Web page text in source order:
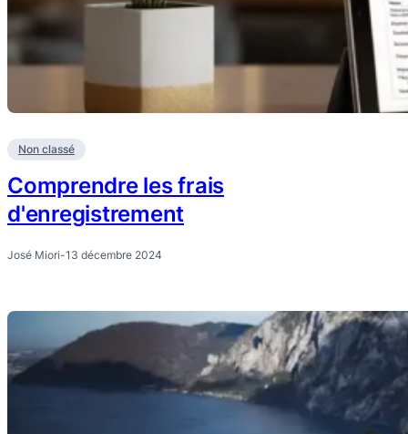
Non classé
Comprendre les frais
d'enregistrement
José Miori-13 décembre 2024